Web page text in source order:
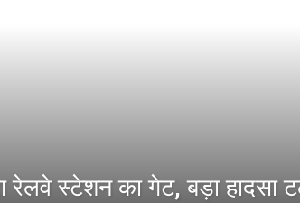
रेलवे स्टेशन का गेट, बड़ा हादसा